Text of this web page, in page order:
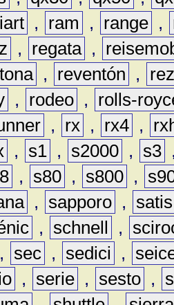
, ram , range ,
, regata ,
, reventón ,
, rodeo ,
rolls-
, rx , rx4 ,
, s1 , s2000 , s3
, s80 , s800 ,
, sapporo ,
satis
, schnell ,
, sec , sedici ,
, serie , sesto ,